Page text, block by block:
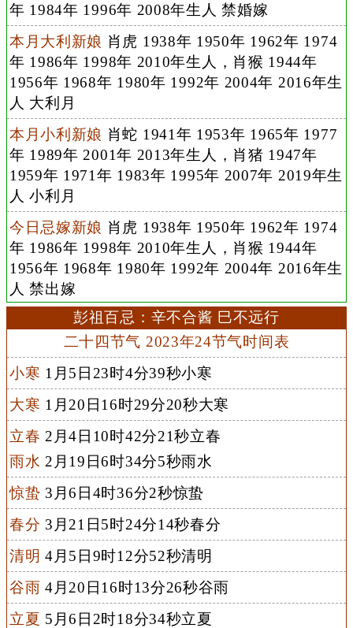
年 1984年 1996年 2008年生人 禁婚嫁
本月大利新娘 肖虎 1938年 1950年 1962年 1974
年 1986年 1998年 2010年生人，肖猴 1944年
1956年 1968年 1980年 1992年 2004年 2016年生
人 大利月
本月小利新娘 肖蛇 1941年 1953年 1965年 1977
年 1989年 2001年 2013年生人，肖猪 1947年
1959年 1971年 1983年 1995年 2007年 2019年生
人 小利月
今日忌嫁新娘 肖虎 1938年 1950年 1962年 1974
年 1986年 1998年 2010年生人，肖猴 1944年
1956年 1968年 1980年 1992年 2004年 2016年生
人 禁出嫁
彭祖百忌：辛不合酱 巳不远行
二十四节气 2023年24节气时间表
小寒 1月5日23时4分39秒小寒
大寒 1月20日16时29分20秒大寒
立春 2月4日10时42分21秒立春
雨水 2月19日6时34分5秒雨水
惊蛰 3月6日4时36分2秒惊蛰
春分 3月21日5时24分14秒春分
清明 4月5日9时12分52秒清明
谷雨 4月20日16时13分26秒谷雨
立夏 5月6日2时18分34秒立夏